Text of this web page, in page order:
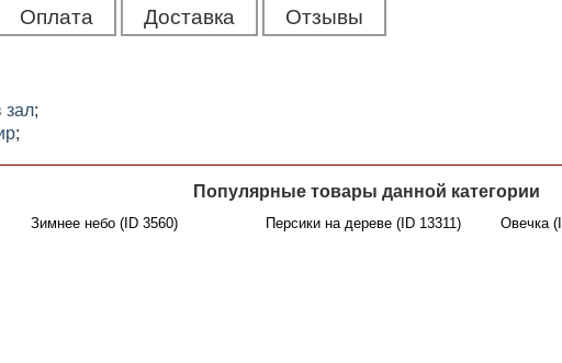
Оплата Доставка Отзывы
зал;
;
Популярные товары данной категории
Зимнее небо (ID 3560) Персики на дереве (ID 13311) Овечка